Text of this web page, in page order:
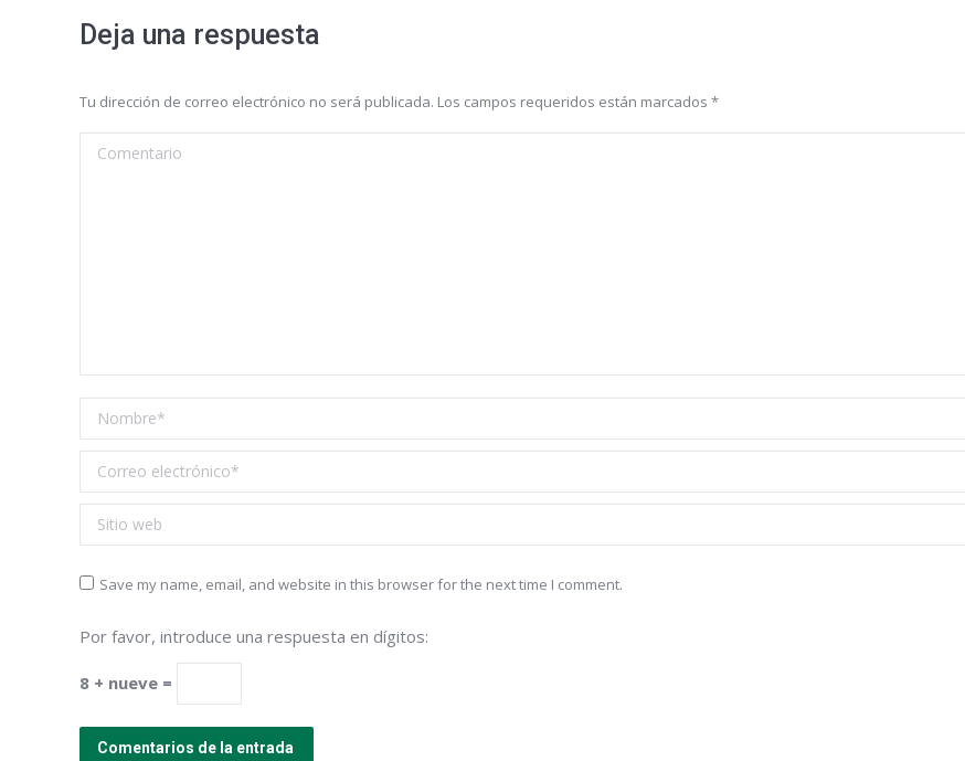
Deja una respuesta
Tu dirección de correo electrónico no será publicada. Los campos requeridos están marcados *
Comentario
Nombre *
Correo electrónico *
Sitio web
Save my name, email, and website in this browser for the next time I comment.
Por favor, introduce una respuesta en dígitos:
8 + nueve =
Comentarios de la entrada